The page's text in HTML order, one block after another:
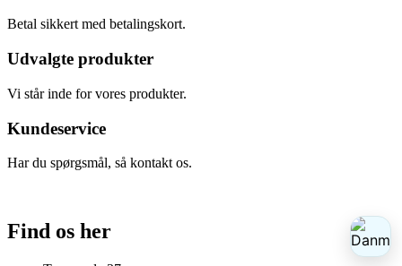
Betal sikkert med betalingskort.
Udvalgte produkter
Vi står inde for vores produkter.
Kundeservice
Har du spørgsmål, så kontakt os.
Find os her